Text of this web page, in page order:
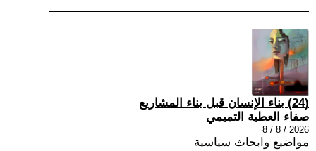
(24) بناء الإنسان قبل بناء المشاريع
صفاء العطية التميمي
2026 / 8 / 8
مواضيع وابحاث سياسية